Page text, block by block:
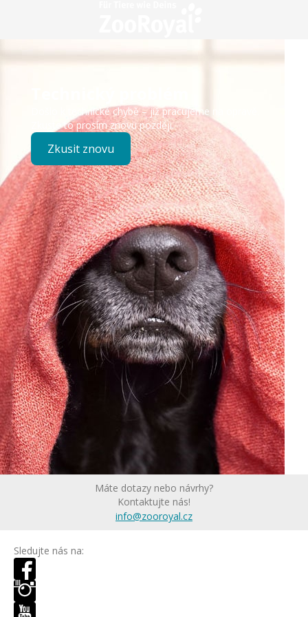
Došlo k technické chybě – již pracujeme na opravě.
Zkuste to prosím znovu později.
Zkusit znovu
Máte dotazy nebo návrhy?
Kontaktujte nás!
info@zooroyal.cz
Sledujte nás na: